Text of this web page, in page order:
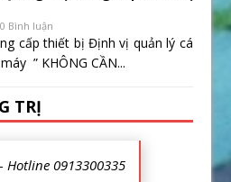
Bình luận
cấp thiết bị Định vị quản lý cá
” KHÔNG CẦN...
TRỊ
Hotline 0913300335